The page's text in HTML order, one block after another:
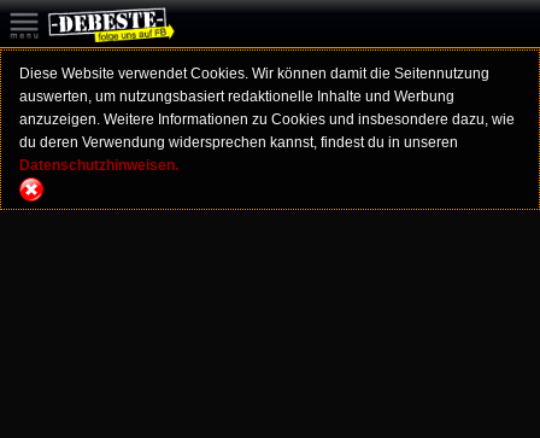
Diese Website verwendet Cookies. Wir können damit die Seitennutzung
auswerten, um nutzungsbasiert redaktionelle Inhalte und Werbung
anzuzeigen. Weitere Informationen zu Cookies und insbesondere dazu, wie
du deren Verwendung widersprechen kannst, findest du in unseren
Datenschutzhinweisen.